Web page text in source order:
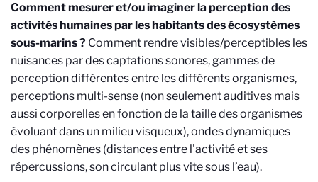
Comment mesurer et/ou imaginer la perception des
activités humaines par les habitants des écosystèmes
sous-marins ? Comment rendre visibles/perceptibles les
nuisances par des captations sonores, gammes de
perception différentes entre les différents organismes,
perceptions multi-sense (non seulement auditives mais
aussi corporelles en fonction de la taille des organismes
évoluant dans un milieu visqueux), ondes dynamiques
des phénomènes (distances entre l'activité et ses
répercussions, son circulant plus vite sous l’eau).